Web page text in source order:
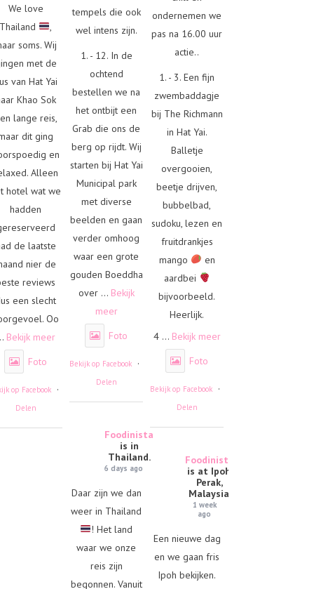
We love
Thailand
,
soms. Wij
met de
van Hat Yai
Khao Sok
lange reis,
dit ging
en
Alleen
hotel wat we
hadden
de laatste
nier de
reviews
een slecht
Oo
Bekijk meer
Foto
op Facebook ·
Delen
tempels die ook
wel intens zijn.
1. - 12. In de
ochtend
bestellen we na
het ontbijt een
Grab die ons de
berg op rijdt. Wij
starten bij Hat Yai
Municipal park
met diverse
beelden en gaan
verder omhoog
waar een grote
gouden Boeddha
over ... Bekijk
meer
Foto
Bekijk op Facebook ·
Delen
ondernemen we
pas na 16.00 uur
actie..
1. - 3. Een fijn
zwembaddagje
bij The Richmann
in Hat Yai.
Balletje
overgooien,
beetje drijven,
bubbelbad,
sudoku, lezen en
fruitdrankjes
mango
en
aardbei
bijvoorbeeld.
Heerlijk.
4 ... Bekijk meer
Foto
Bekijk op Facebook ·
Delen
Foodinista
is in
Thailand.
6 days ago
Daar zijn we dan
weer in Thailand
! Het land
waar we onze
reis zijn
begonnen. Vanuit
Foodinista
is at Ipoh,
Perak,
Malaysia.
1 week
ago
Een nieuwe dag
en we gaan fris
Ipoh bekijken.